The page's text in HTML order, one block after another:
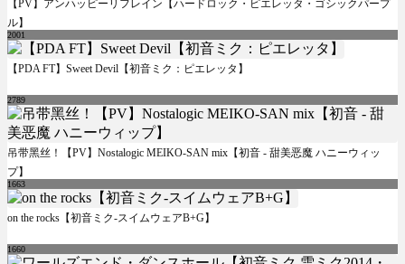
【PV】アンハッピーリフレイン【ハードロック・ピエレッタ・ゴシックパープ
ル】
2001
【PDA FT】Sweet Devil【初音ミク：ピエレッタ】
2789
吊带黑丝！【PV】Nostalogic MEIKO-SAN mix【初音 - 甜美恶魔 ハニーウィッ
プ】
1663
on the rocks【初音ミク-スイムウェアB+G】
1660